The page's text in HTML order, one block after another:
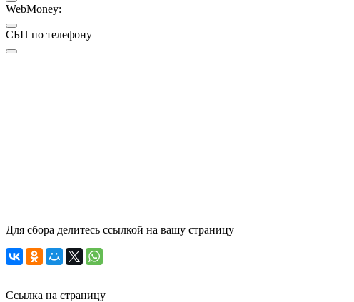
WebMoney:
СБП по телефону
Для сбора делитесь ссылкой на вашу страницу
Ссылка на страницу